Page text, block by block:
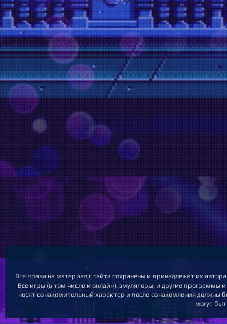
Все права на материал с сайта сохранены и принадлежат их
Все игры (в том числе и онлайн), эмуляторы, и другие программы
носят ознакомительный характер и после ознакомления должны
могут